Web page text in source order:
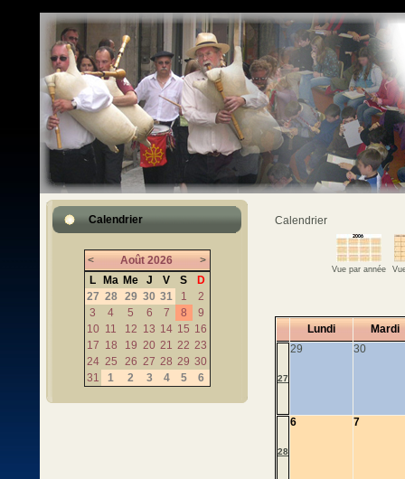
Calendrier
< Août 2026
>
L
Ma Me J V S
D
27 28 29 30 31 1
2
3
4 5 6 7 8
9
10 11 12 13 14 15 16
17 18 19 20 21 22 23
24 25 26 27 28 29 30
31
1 2 3 4 5 6
Calendrier
Vue par année
Lundi Mardi
27
29 30
28
6 7